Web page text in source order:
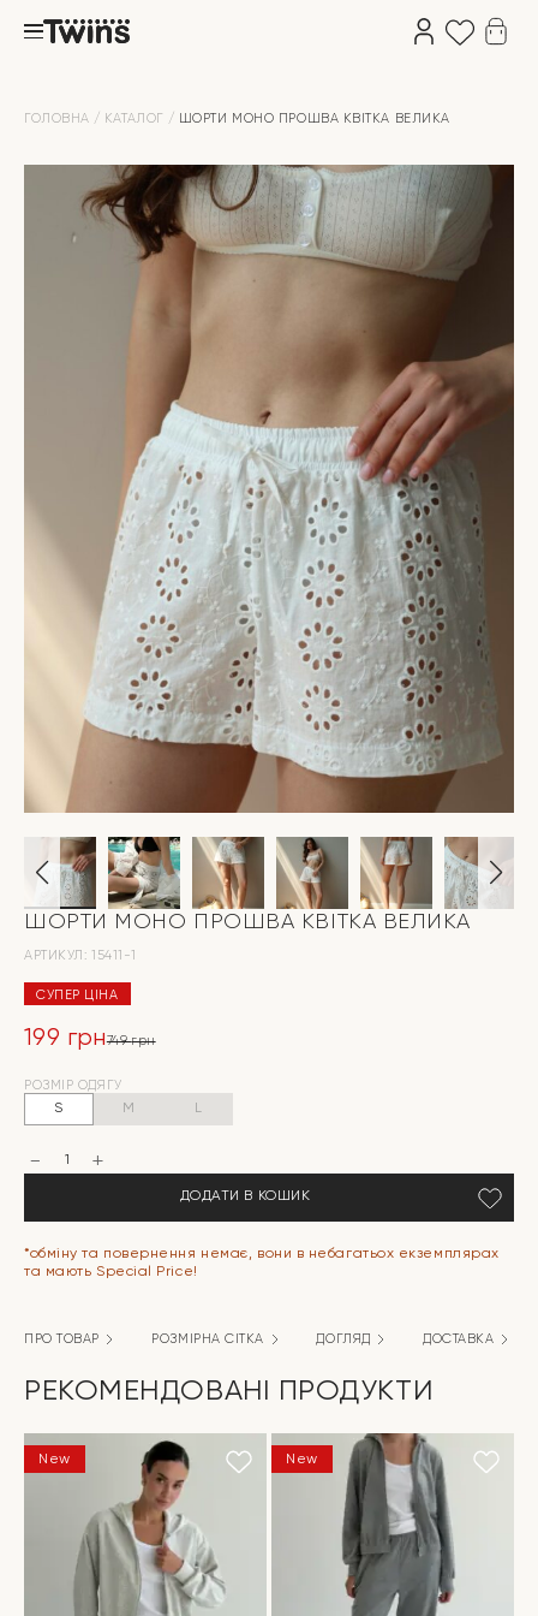
ГОЛОВНА КАТАЛОГ ШОРТИ МОНО ПРОШВА КВІТКА ВЕЛИКА
ШОРТИ МОНО ПРОШВА КВІТКА ВЕЛИКА
АРТИКУЛ: 15411-1
СУПЕР ЦІНА
749грн
ціна:
749 грн.
199 грн
ціна:
199 грн.
РОЗМІР ОДЯГУ
S M L
Шорти
Моно
ДОДАТИ В КОШИК
*обміну та повернення немає, вони в небагатьох екземплярах
та мають Special Price!
ПРО ТОВАР РОЗМІРНА СІТКА ДОГЛЯД ДОСТАВКА
РЕКОМЕНДОВАНІ ПРОДУКТИ
New New